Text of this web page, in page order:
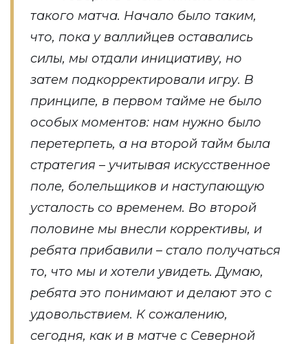
такого матча. Начало было таким,
что, пока у валлийцев оставались
силы, мы отдали инициативу, но
затем подкорректировали игру. В
принципе, в первом тайме не было
особых моментов: нам нужно было
перетерпеть, а на второй тайм была
стратегия – учитывая искусственное
поле, болельщиков и наступающую
усталость со временем. Во второй
половине мы внесли коррективы, и
ребята прибавили – стало получаться
то, что мы и хотели увидеть. Думаю,
ребята это понимают и делают это с
удовольствием. К сожалению,
сегодня, как и в матче с Северной